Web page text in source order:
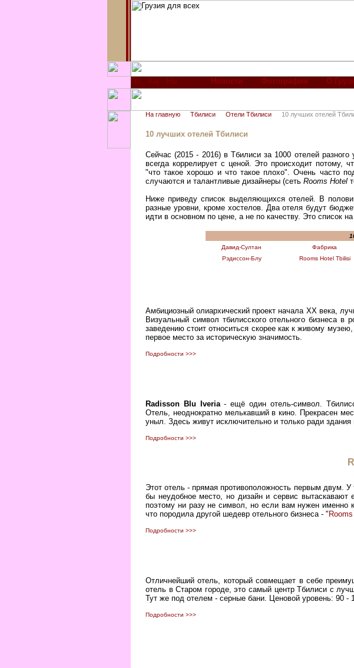
Новости Фотографии О
На главную Тбилиси Отели Тбилиси 10 лучших отелей
10 лучших отелей Тбилиси
Сейчас (2015 - 2016) в Тбилиси за 1000 отелей
всегда коррелирует с ценой. Это происходит потому,
"что такое хорошо и что такое плохо". Очень часто
случаются и талантливые дизайнеры (сеть Rooms Hotel
Ниже приведу список выделяющихся отелей. В
разные уровни, кроме хостелов. Два отеля будут
идти в основном по цене, а не по качеству. Это список
Давид-Султан
Фабрика
Рэдиссон-Блу
Rooms Hotel Tbilisi
Амбициозный олиархический проект начала ХХ века,
Визуальный символ тбилисского отельного бизнеса
заведению стоит относиться скорее как к живому
первое место за историческую значимость.
Подробности >>>
Radisson Blu Iveria- ещё один отель-символ.
Отель, неоднократно мелькавший в кино. Прекрасен
уныл. Здесь живут исключительно и только ради здания
Подробности >>>
Этот отель - прямая противоположность первым двум. У
бы неудобное место, но дизайн и сервис вытаскавают
поэтому ни разу не символ, но если вам нужен именно
что породила другой шедевр отельного бизнеса - "
Подробности >>>
Отличнейший отель, который совмещает в себе
отель в Старом городе, это самый центр Тбилиси с
Тут же под отелем - серные бани. Ценовой уровень: 90 -
Подробности >>>